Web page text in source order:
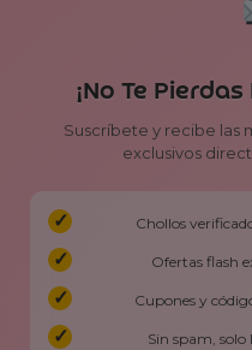
¡No Te
Suscríbete y recibe las
exclusivos
Chollos
Ofertas flash
Cupones y
Sin spam, solo